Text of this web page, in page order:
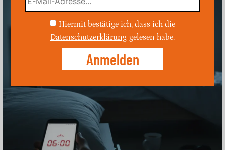
Hiermit bestätige ich, dass ich die
Datenschutzerklärung gelesen habe.